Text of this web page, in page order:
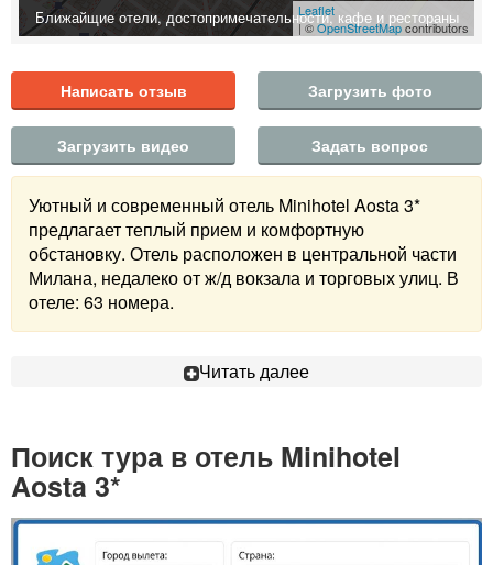
Leaflet
| ©OpenStreetMapcontributors
Ближайщие отели, достопримечательности, кафе и рестораны
Написать отзыв Загрузить фото
Загрузить видео Задать вопрос
Уютный и современный отель Minihotel Aosta 3*
предлагает теплый прием и комфортную
обстановку. Отель расположен в центральной части
Милана, недалеко от ж/д вокзала и торговых улиц. В
отеле: 63 номера.
Читать далее
Поиск тура в отель Minihotel
Aosta 3*